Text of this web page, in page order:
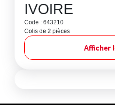
IVOIRE
Code : 643210
Colis de 2 pièces
Afficher